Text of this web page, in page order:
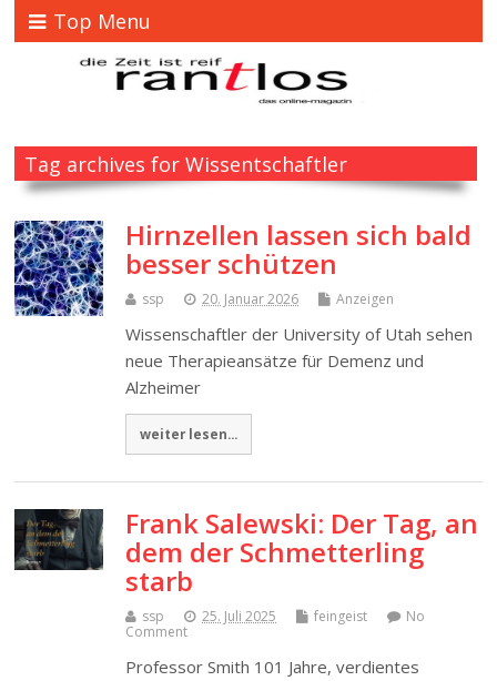
Top Menu
Tag archives for Wissentschaftler
Hirnzellen lassen sich bald
besser schützen
ssp 20. Januar 2026 Anzeigen
Wissenschaftler der University of Utah sehen
neue Therapieansätze für Demenz und
Alzheimer
weiter lesen...
Frank Salewski: Der Tag, an
dem der Schmetterling
starb
ssp 25. Juli 2025 feingeist
No
Comment
Professor Smith 101 Jahre, verdientes